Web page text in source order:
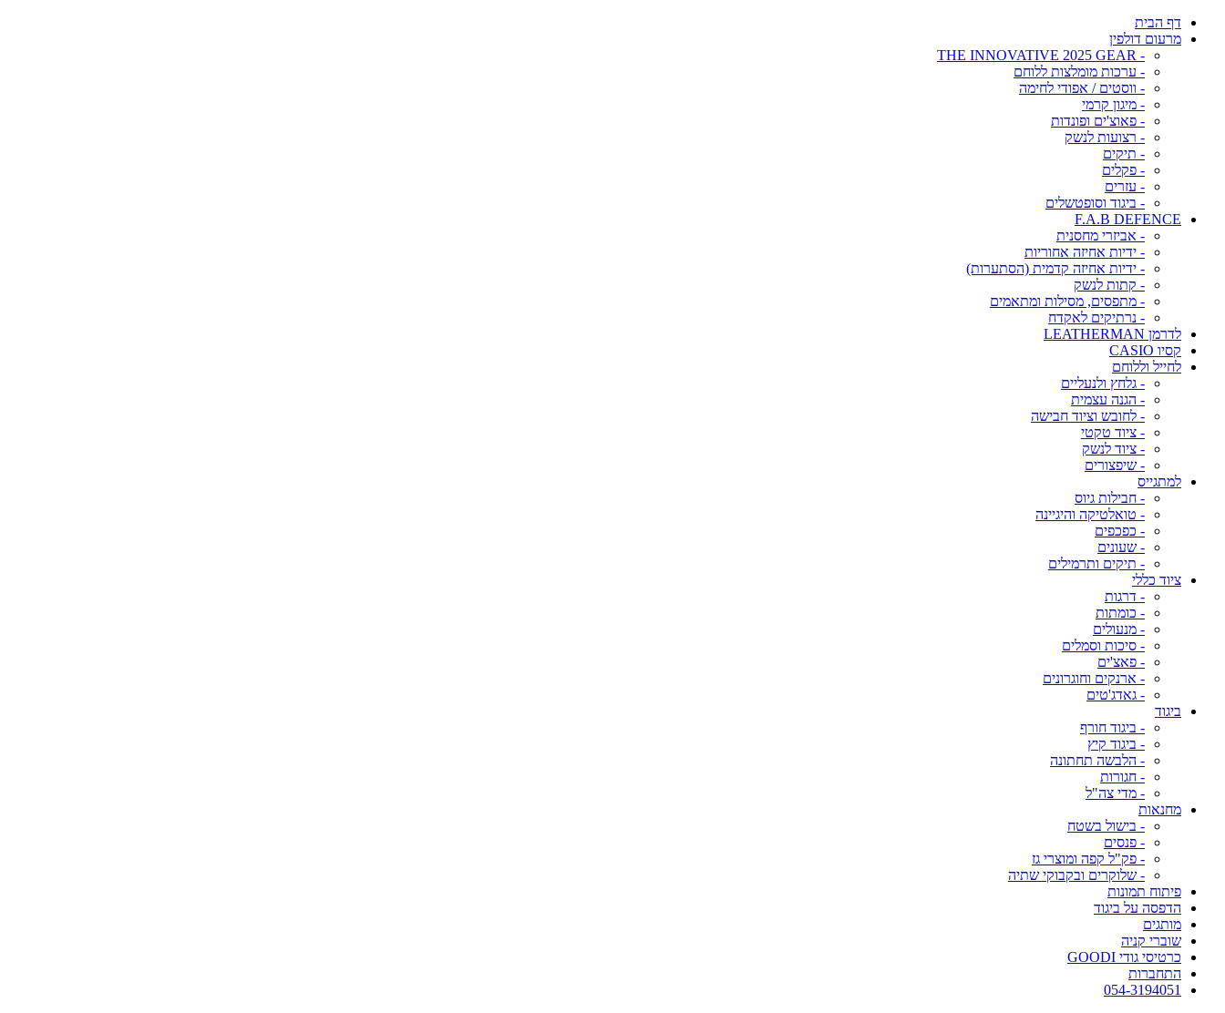
דף הבית
מרעום דולפין
- THE INNOVATIVE 2025 GEAR
- ערכות מומלצות ללוחם
- ווסטים / אפודי לחימה
- מיגון קרמי
- פאוצ'ים ופונדות
- רצועות לנשק
- תיקים
- פקלים
- עזרים
- ביגוד וסופטשלים
F.A.B DEFENCE
- אביזרי מחסנית
- ידיות אחיזה אחוריות
- ידיות אחיזה קדמית (הסתערות)
- קתות לנשק
- מתפסים, מסילות ומתאמים
- נרתיקים לאקדח
לדרמן LEATHERMAN
קסיו CASIO
לחייל וללוחם
- גלחץ ולנעליים
- הגנה עצמית
- לחובש וציוד חבישה
- ציוד טקטי
- ציוד לנשק
- שיפצורים
למתגייס
- חבילות גיוס
- טואלטיקה והיגיינה
- כפכפים
- שעונים
- תיקים ותרמילים
ציוד כללי
- דרגות
- כומתות
- מנעולים
- סיכות וסמלים
- פאצ'ים
- ארנקים וחוגרונים
- גאדג'טים
ביגוד
- ביגוד חורף
- ביגוד קיץ
- הלבשה תחתונה
- חגורות
- מדי צה"ל
מחנאות
- בישול בשטח
- פנסים
- פק"ל קפה ומוצרי גז
- שלוקרים ובקבוקי שתיה
פיתוח תמונות
הדפסה על ביגוד
מותגים
שוברי קניה
כרטיסי גודי GOODI
התחברות
054-3194051